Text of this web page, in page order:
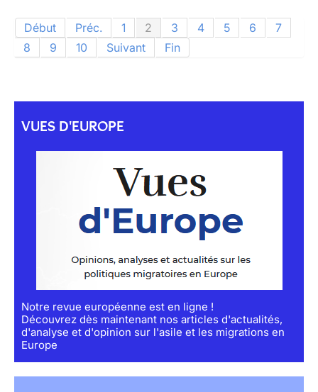
Début Préc. 1 2 3 4 5 6
7
8
9 10 Suivant Fin
VUES D'EUROPE
Notre revue européenne est en ligne !
Découvrez dès maintenant nos articles d'actualités,
d'analyse et d'opinion sur l'asile et les migrations en
Europe